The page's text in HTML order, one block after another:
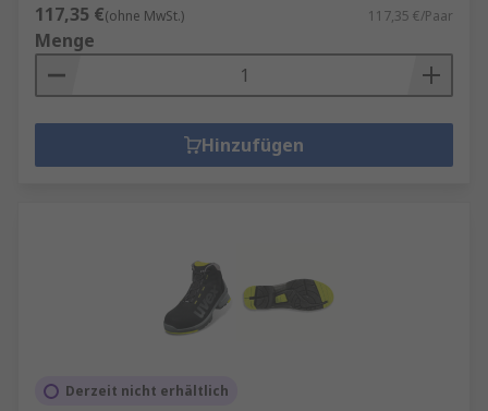
117,35 €(ohne MwSt.) 117,35 €/Paar
Menge
Hinzufügen
Derzeit nicht erhältlich